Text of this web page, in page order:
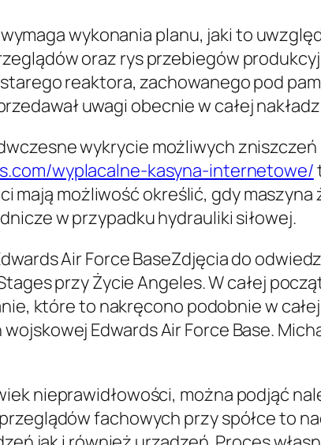
wykonania planu, jaki to
oraz rys przebiegów
reaktora, zachowanego pod
uwagi obecnie w całej
wykrycie możliwych
wyplacalne-kasyna-internetowe/
mają możliwość określić, gdy
w przypadku hydrauliki siłowej.
Air Force BaseZdjęcia do
przy Życie Angeles. W całej
które to nakręcono podobnie w
Edwards Air Force Base.
nieprawidłowości, można podjąć
fachowych przy spółce to